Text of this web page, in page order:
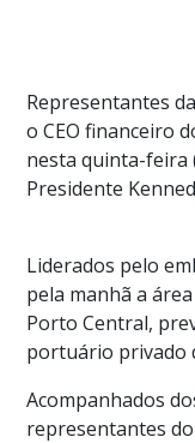
Representantes
o CEO financeiro
nesta quinta-feira
Presidente
Liderados pelo
pela manhã a
Porto Central,
portuário privado
Acompanhados
representantes